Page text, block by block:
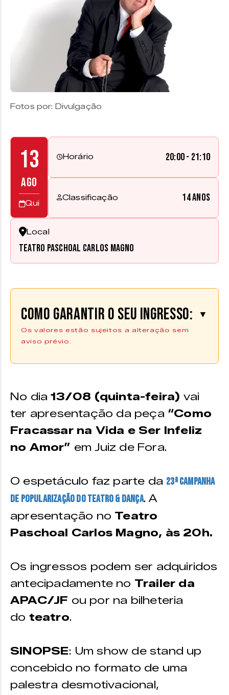
Fotos por: Divulgação
13
AGO
Qui
Horário 20:00 - 21:10
Classificação 14 anos
Local
Teatro Paschoal Carlos Magno
Como garantir o seu ingresso: ▼
Os valores estão sujeitos a alteração sem
aviso prévio.
No dia13/08 (quinta-feira) vai
ter apresentação da peça “Como
Fracassar na Vida e Ser Infeliz
no Amor” em Juiz de Fora.
O espetáculo faz parte da 23ªCampanha
de Popularização do Teatro & Dança. A
apresentação no Teatro
Paschoal Carlos Magno, às 20h.
Os ingressos podem ser adquiridos
antecipadamente no Trailer da
APAC/JF ou por na bilheteria
do teatro.
SINOPSE: Um show de stand up
concebido no formato de uma
palestra desmotivacional,